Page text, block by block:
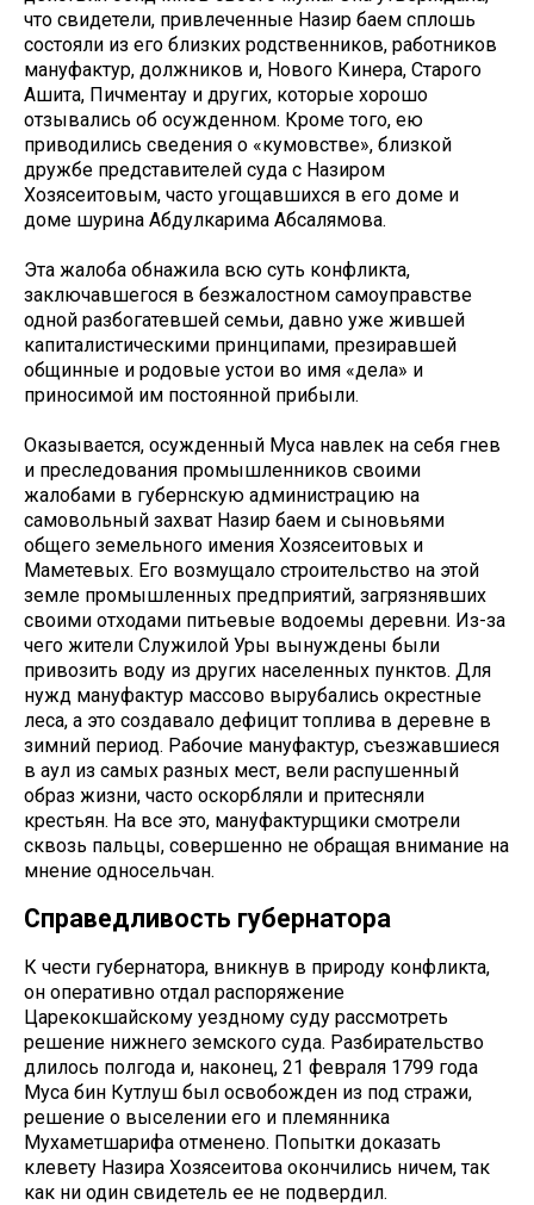
что свидетели, привлеченные Назир баем сплошь
состояли из его близких родственников, работников
мануфактур, должников и, Нового Кинера, Старого
Ашита, Пичментау и других, которые хорошо
отзывались об осужденном. Кроме того, ею
приводились сведения о «кумовстве», близкой
дружбе представителей суда с Назиром
Хозясеитовым, часто угощавшихся в его доме и
доме шурина Абдулкарима Абсалямова.
Эта жалоба обнажила всю суть конфликта,
заключавшегося в безжалостном самоуправстве
одной разбогатевшей семьи, давно уже жившей
капиталистическими принципами, презиравшей
общинные и родовые устои во имя «дела» и
приносимой им постоянной прибыли.
Оказывается, осужденный Муса навлек на себя гнев
и преследования промышленников своими
жалобами в губернскую администрацию на
самовольный захват Назир баем и сыновьями
общего земельного имения Хозясеитовых и
Маметевых. Его возмущало строительство на этой
земле промышленных предприятий, загрязнявших
своими отходами питьевые водоемы деревни. Из-за
чего жители Служилой Уры вынуждены были
привозить воду из других населенных пунктов. Для
нужд мануфактур массово вырубались окрестные
леса, а это создавало дефицит топлива в деревне в
зимний период. Рабочие мануфактур, съезжавшиеся
в аул из самых разных мест, вели распушенный
образ жизни, часто оскорбляли и притесняли
крестьян. На все это, мануфактурщики смотрели
сквозь пальцы, совершенно не обращая внимание на
мнение односельчан.
Справедливость губернатора
К чести губернатора, вникнув в природу конфликта,
он оперативно отдал распоряжение
Царекокшайскому уездному суду рассмотреть
решение нижнего земского суда. Разбирательство
длилось полгода и, наконец, 21 февраля 1799 года
Муса бин Кутлуш был освобожден из под стражи,
решение о выселении его и племянника
Мухаметшарифа отменено. Попытки доказать
клевету Назира Хозясеитова окончились ничем, так
как ни один свидетель ее не подвердил.